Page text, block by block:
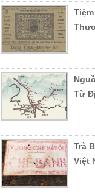
ĐIỂM
TÍCH
LŨY
<200 điểm
SỐ
TIỀN
TƯƠNG
ỨNG
CHIẾT
KHẤU
MUA
-5% đơn
hàng đầu
Từ
Trà
Việt